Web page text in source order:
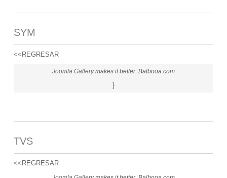
SYM
<<REGRESAR
Joomla Gallerymakes it better. Balbooa.com
}
TVS
<<REGRESAR